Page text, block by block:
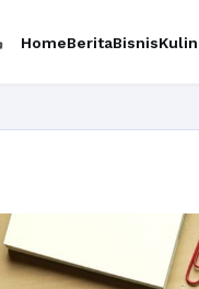
HomeBeritaBisnis